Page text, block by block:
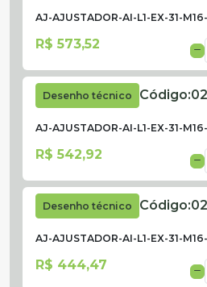
AJ-AJUSTADOR-AI-L1-EX-31-
R$ 573,52
Desenho técnico Código:
AJ-AJUSTADOR-AI-L1-EX-31-
R$ 542,92
Desenho técnico Código:
AJ-AJUSTADOR-AI-L1-EX-31-
R$ 444,47